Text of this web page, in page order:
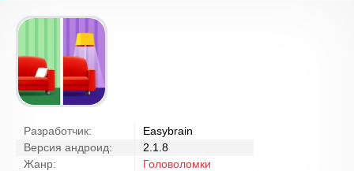
Разработчик:
Easybrain
Версия андроид:
2.1.8
Жанр:
Головоломки